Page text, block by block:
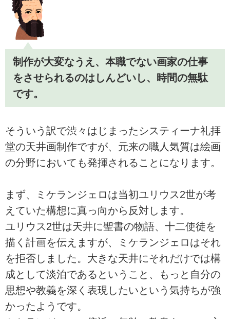
制作が大変なうえ、本職でない画家の仕事
をさせられるのはしんどいし、時間の無駄
です。
そういう訳で渋々はじまったシスティーナ礼拝
堂の天井画制作ですが、元来の職人気質は絵画
の分野においても発揮されることになります。
まず、ミケランジェロは当初ユリウス2世が考
えていた構想に真っ向から反対します。
ユリウス2世は天井に聖書の物語、十二使徒を
描く計画を伝えますが、ミケランジェロはそれ
を拒否しました。大きな天井にそれだけでは構
成として淡泊であるということ、もっと自分の
思想や教義を深く表現したいという気持ちが強
かったようです。